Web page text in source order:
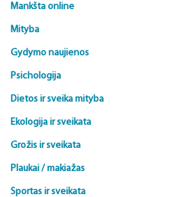
Mankšta online
Mityba
Gydymo naujienos
Psichologija
Dietos ir sveika mityba
Ekologija ir sveikata
Grožis ir sveikata
Plaukai / makiažas
Sportas ir sveikata